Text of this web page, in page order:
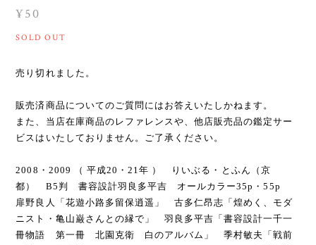
¥50
SOLD OUT
売り切れました。
販売済商品についてのご質問にはお答えいたしかねます。
また、当店在庫商品のレファレンスや、他店販売品の鑑定サー
ビスはいたしておりません。ご了承ください。
2008・2009 （ 平成20・21年 ） りいぶる・とふん（京
都） B5判 書容設計羽良多平吉 オールカラー35p・55p
扉野良人「花遊小路多留保逍遥」 古多仁昂志「煌めく、モダ
ニスト・亀山巌さんとの縁で」 羽良多平吉「書容設計一千一
冊物語 第一冊 北園克衛 白のアルバム」 季村敏夫「戦前